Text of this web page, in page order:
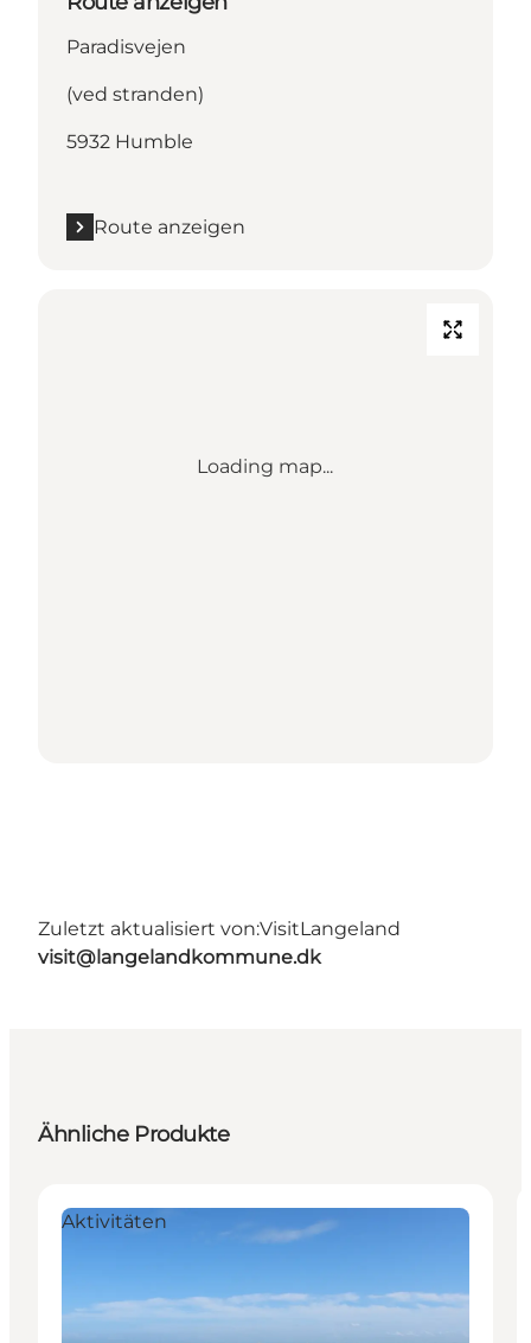
Paradisvejen
(ved stranden)
5932 Humble
Route anzeigen
Loading map...
Zuletzt aktualisiert von:VisitLangeland
visit@langelandkommune.dk
Ähnliche Produkte
Aktivitäten